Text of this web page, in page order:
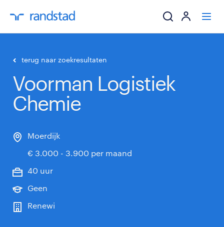
werkgevers
terug naar zoekresultaten
Voorman Logistiek
Chemie
Moerdijk
€ 3.000 - 3.900 per maand
40 uur
Geen
Renewi